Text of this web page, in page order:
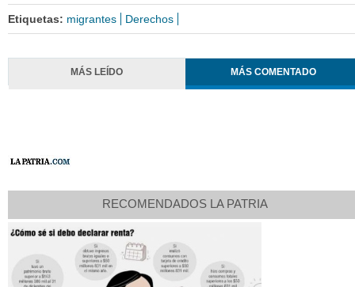
Etiquetas: migrantes Derechos
MÁS LEÍDO MÁS COMENTADO
RECOMENDADOS LA PATRIA